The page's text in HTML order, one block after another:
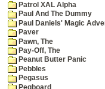
Patrol XAL Alpha
Paul And The Dummy
Paul Daniels' Magic
Paver
Pawn, The
Pay-Off, The
Peanut Butter Panic
Pebbles
Pegasus
Pegboard